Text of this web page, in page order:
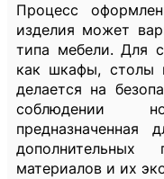
Процесс
изделия может
типа мебели. Для
как шкафы, столы
делается на
соблюдении
предназначенная
материалов и их